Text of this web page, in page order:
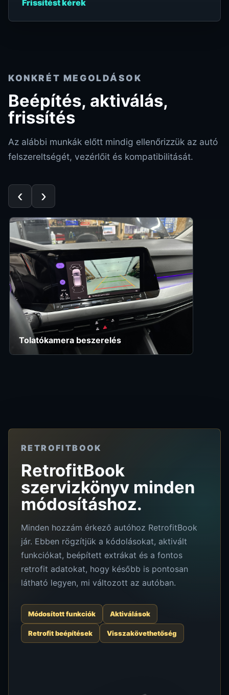
Frissítést kérek
KONKRÉT MEGOLDÁSOK
Beépítés, aktiválás,
frissítés
Az alábbi munkák előtt mindig ellenőrizzük az autó
felszereltségét, vezérlőit és kompatibilitását.
‹ ›
Tolatókamera beszerelés
RETROFITBOOK
RetrofitBook
szervizkönyv minden
módosításhoz.
Minden hozzám érkező autóhoz RetrofitBook
jár. Ebben rögzítjük a kódolásokat, aktivált
funkciókat, beépített extrákat és a fontos
retrofit adatokat, hogy később is pontosan
látható legyen, mi változott az autóban.
Módosított funkciók Aktiválások
Retrofit beépítések Visszakövethetőség